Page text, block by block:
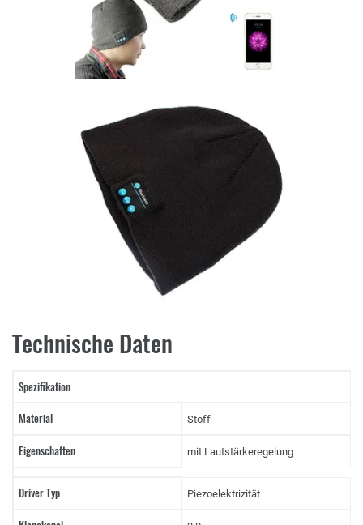
Technische Daten
Spezifikation
Material
Stoff
Eigenschaften mit Lautstärkeregelung
Driver Typ Piezoelektrizität